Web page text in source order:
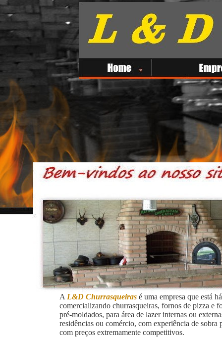
A L&D Churrasqueiras é uma empresa que está
comercializando churrasqueiras, fornos de pizza e
pré-moldados, para área de lazer internas ou
residências ou comércio, com experiência de sobra
com preços extremamente competitivos.